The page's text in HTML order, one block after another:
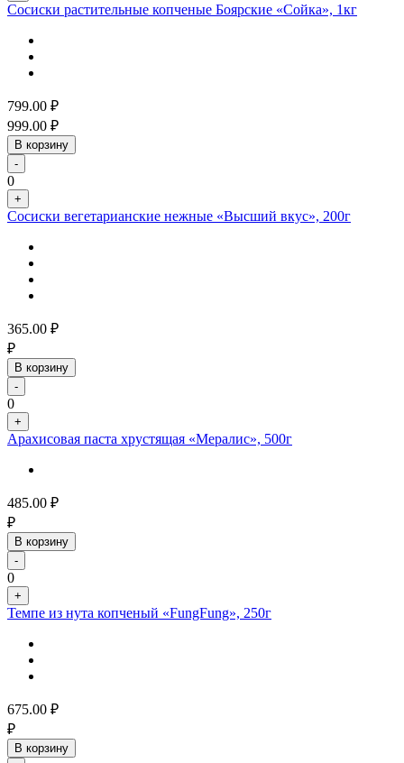
Сосиски растительные копченые Боярские «Сойка», 1кг
799.00 ₽
999.00 ₽
В корзину
-
0
+
Сосиски вегетарианские нежные «Высший вкус», 200г
365.00 ₽
₽
В корзину
-
0
+
Арахисовая паста хрустящая «Мералис», 500г
485.00 ₽
₽
В корзину
-
0
+
Темпе из нута копченый «FungFung», 250г
675.00 ₽
₽
В корзину